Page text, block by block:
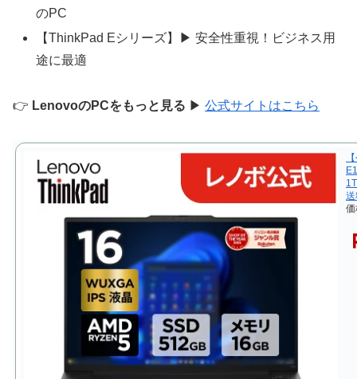
のPC
【ThinkPad Eシリーズ】▶ 安全性重視！ビジネス用
途に最適
👉 LenovoのPCをもっと見る ▶ 公式サイトはこちら